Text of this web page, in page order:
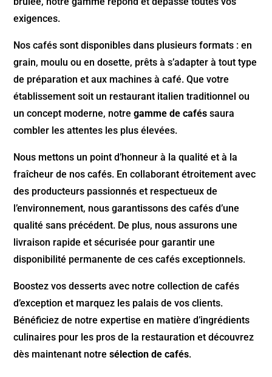
exigences.
Nos cafés sont disponibles dans plusieurs formats : en
grain, moulu ou en dosette, prêts à s’adapter à tout type
de préparation et aux machines à café. Que votre
établissement soit un restaurant italien traditionnel ou
un concept moderne, notregamme de cafés saura
combler les attentes les plus élevées.
Nous mettons un point d’honneur à la qualité et à la
fraîcheur de nos cafés. En collaborant étroitement avec
des producteurs passionnés et respectueux de
l’environnement, nous garantissons des cafés d’une
qualité sans précédent. De plus, nous assurons une
livraison rapide et sécurisée pour garantir une
disponibilité permanente de ces cafés exceptionnels.
Boostez vos desserts avec notre collection de cafés
d’exception et marquez les palais de vos clients.
Bénéficiez de notre expertise en matière d’ingrédients
culinaires pour les pros de la restauration et découvrez
dès maintenant notresélection de cafés.